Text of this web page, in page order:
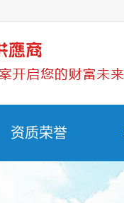
资质荣誉